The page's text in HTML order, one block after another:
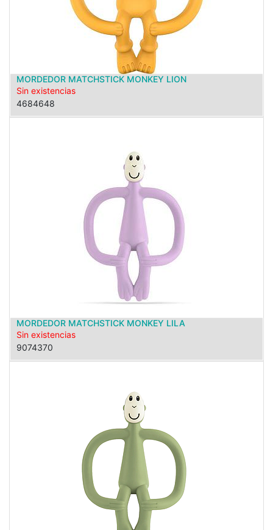
MORDEDOR MATCHSTICK MONKEY LION
Sin existencias
4684648
MORDEDOR MATCHSTICK MONKEY LILA
Sin existencias
9074370